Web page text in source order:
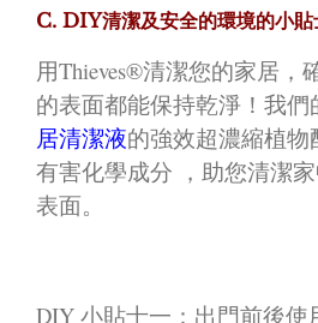
C. DIY清潔及安全的環境的小貼
用Thieves®清潔您的家居，
的表面都能保持乾淨！我們
居清潔液的強效超濃縮植
有害化學成分 ，助您清潔
表面。
DIY 小貼士一：出門前後使